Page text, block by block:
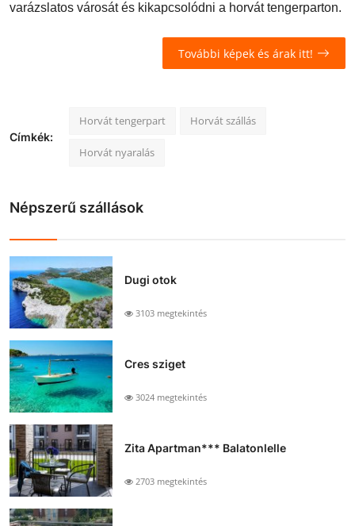
varázslatos városát és kikapcsolódni a horvát tengerparton.
További képek és árak itt!
Címkék:
Horvát tengerpart Horvát szállás
Horvát nyaralás
Népszerű szállások
Dugi otok
3103 megtekintés
Cres sziget
3024 megtekintés
Zita Apartman*** Balatonlelle
2703 megtekintés